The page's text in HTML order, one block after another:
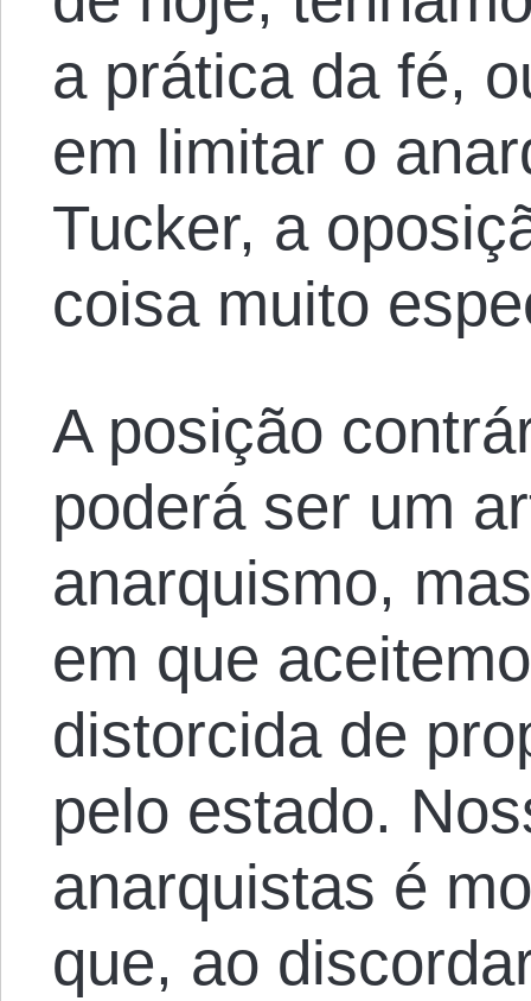
a prática da fé,
em limitar o
Tucker, a
coisa muito
A posição
poderá ser um
anarquismo,
em que
distorcida de
pelo estado.
anarquistas é
que, ao